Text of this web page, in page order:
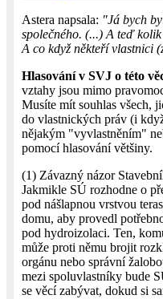
Astera napsala: "Já bych
společného. (...) A teď
A co když někteří vlastnici
Hlasování v SVJ o této
vztahy jsou mimo
Musíte mít souhlas všech,
do vlastnických práv (i
nějakým "vyvlastněním"
pomocí hlasování většiny.
(1) Závazný názor
Jakmikle SÚ rozhodne o
pod nášlapnou vrstvou
domu, aby provedl
pod hydroizolaci. Ten,
může proti němu brojit
orgánu nebo správní
mezi spoluvlastníky bude
se věcí zabývat, dokud si